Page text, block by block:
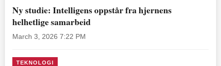
Ny studie: Intelligens oppstår fra hjernens
helhetlige samarbeid
March 3, 2026 7:22 PM
TEKNOLOGI